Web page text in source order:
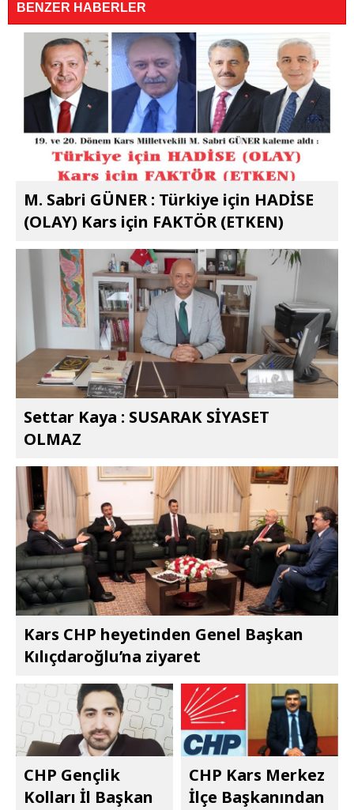
BENZER HABERLER
M. Sabri GÜNER : Türkiye için HADİSE
(OLAY) Kars için FAKTÖR (ETKEN)
Settar Kaya : SUSARAK SİYASET
OLMAZ
Kars CHP heyetinden Genel Başkan
Kılıçdaroğlu’na ziyaret
CHP Gençlik
Kolları İl Başkan
CHP Kars Merkez
İlçe Başkanından